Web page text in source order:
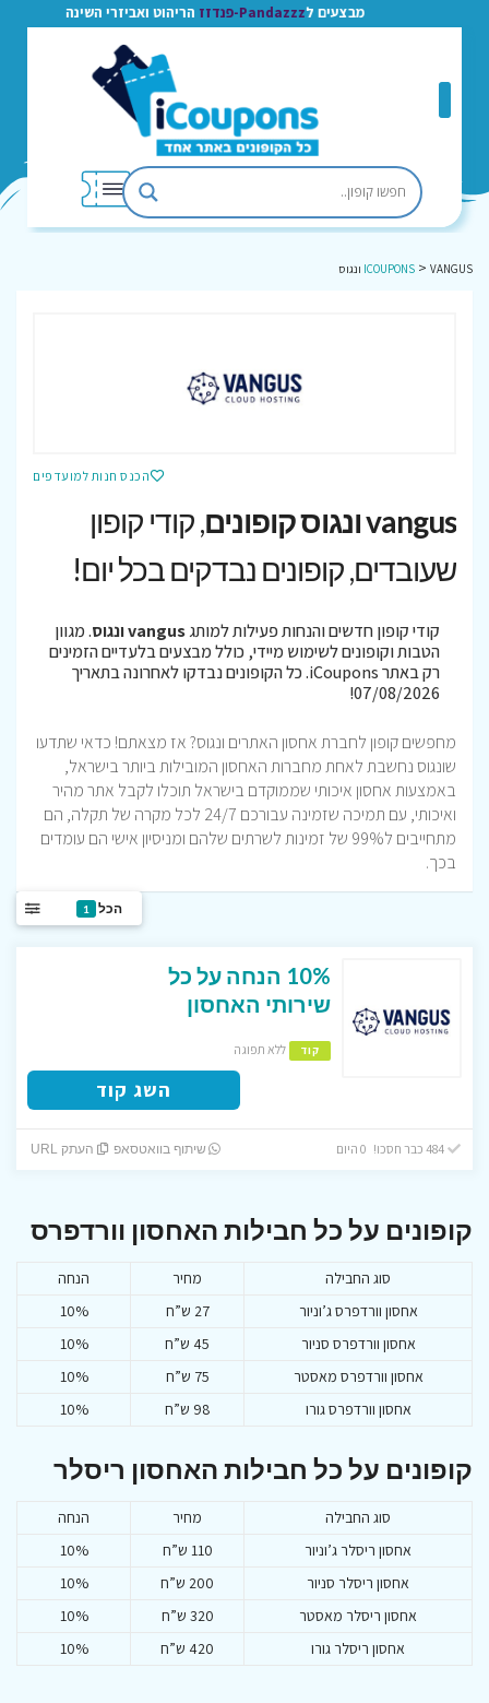
מבצעים לPandazzz-פנדזז הריהוט ואביזרי השינה
ICOUPONS > VANGUS ונגוס
הכנס חנות למועדפים
vangus ונגוס קופונים
, קודי קופון
שעובדים, קופונים נבדקים בכל יום!
קודי קופון חדשים והנחות פעילות למותגvangus ונגוס
. מגוון
הטבות וקופונים לשימוש מיידי, כולל מבצעים בלעדיים הזמינים
רק באתר iCoupons. כל הקופונים נבדקו לאחרונה בתאריך
07/08/2026!
מחפשים קופון לחברת אחסון האתרים ונגוס? אז מצאתם! כדאי שתדעו
שונגוס נחשבת לאחת מחברות האחסון המובילות ביותר בישראל,
באמצעות אחסון איכותי שממוקדם בישראל תוכלו לקבל אתר מהיר
ואיכותי, עם תמיכה שזמינה עבורכם 24/7 לכל מקרה של תקלה, הם
מתחייבים ל99% של זמינות לשרתים שלהם ומניסיון אישי הם עומדים
בכך.
הכל 1
10% הנחה על כל
שירותי האחסון
קוד ללא תפוגה
השג קוד
484 כבר חסכו! 0 היום שיתוף בוואטסאפ העתק URL
קופונים על כל חבילות האחסון וורדפרס
סוג החבילה מחיר
הנחה
אחסון וורדפרס ג’וניור
27 ש”ח
10%
אחסון וורדפרס סניור
45 ש”ח
10%
אחסון וורדפרס מאסטר
75 ש”ח
10%
אחסון וורדפרס גורו
98 ש”ח 10%
קופונים על כל חבילות האחסון ריסלר
סוג החבילה מחיר
הנחה
אחסון ריסלר ג’וניור
110 ש”ח
10%
אחסון ריסלר סניור
200 ש”ח
10%
אחסון ריסלר מאסטר
320 ש”ח
10%
אחסון ריסלר גורו
420 ש”ח 10%